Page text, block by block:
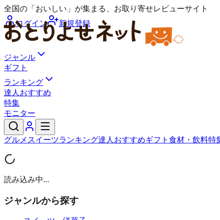
全国の「おいしい」が集まる、お取り寄せレビューサイト
ログイン
新規登録
ジャンル
ギフト
ランキング
達人おすすめ
特集
モニター
グルメ スイーツランキング達人おすすめギフト 食材・飲料特
読み込み中...
ジャンルから探す